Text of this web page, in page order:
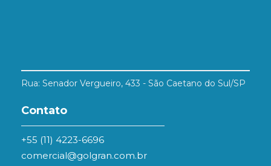
Rua: Senador Vergueiro, 433 - São Caetano do Sul/SP
Contato
+55 (11) 4223-6696
comercial@golgran.com.br